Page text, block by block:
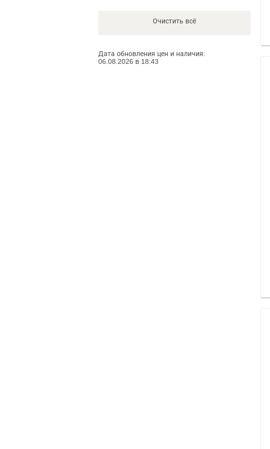
Очистить всё
Дата обновления цен и наличия:
06.08.2026 в 18:43